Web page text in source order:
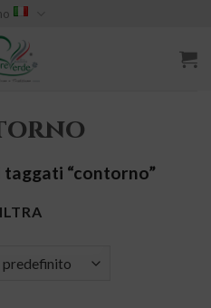
“contorno”